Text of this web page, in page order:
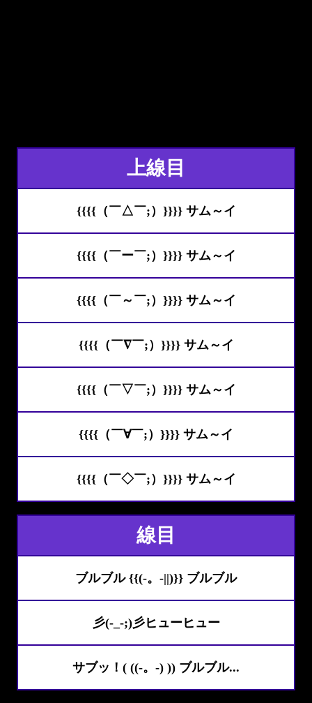
上線目
{{{{（￣△￣;）}}}} サム～イ
{{{{（￣ー￣;）}}}} サム～イ
{{{{（￣～￣;）}}}} サム～イ
{{{{（￣∇￣;）}}}} サム～イ
{{{{（￣▽￣;）}}}} サム～イ
{{{{（￣∀￣;）}}}} サム～イ
{{{{（￣◇￣;）}}}} サム～イ
線目
ブルブル {{(‐。‐||)}} ブルブル
彡(-_-;)彡ヒューヒュー
サブッ！( ((-。-) )) ブルブル...